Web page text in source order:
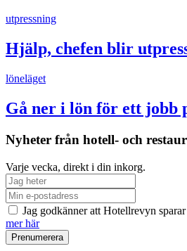
utpressning
Hjälp, chefen blir
löneläget
Gå ner i lön för ett jobb
Nyheter från hotell- och
Varje vecka, direkt i din inkorg.
Jag godkänner att Hotellrevyn
mer här